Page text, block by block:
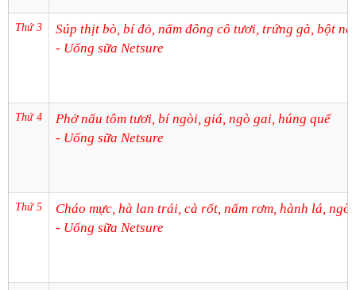
Thứ 3
Súp thịt bò, bí đỏ, nấm đông cô tươi, trứng gà, bột
- Uống sữa Netsure
Thứ 4
Phở nấu tôm tươi, bí ngòi, giá, ngò gai, húng quế
- Uống sữa Netsure
Thứ 5
Cháo mực, hà lan trái, cà rốt, nấm rơm, hành lá, ngò
- Uống sữa Netsure